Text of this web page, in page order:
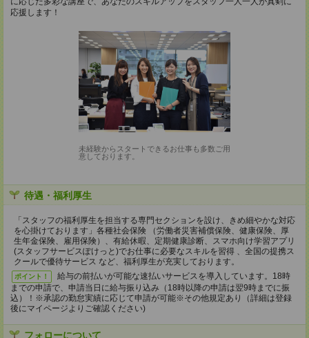
応援します！
未経験からスタートできるお仕事も多数ご用
意しております。
待遇・福利厚生
「スタッフの福利厚生を担当する専門セクションを設け、きめ細やかな対応
を心掛けております」各種社会保険 （労働者災害補償保険、健康保険、厚
生年金保険、雇用保険）、有給休暇、定期健康診断、スマホ向け学習アプリ
(スタッフサービスぽけっと)でお仕事に必要なスキルを習得 、全国の提携ス
クールで優待サービス など、福利厚生が充実しております。
ポイント！
給与の前払いが可能な速払いサービスを導入しています。18時
までの申請で、申請当日に給与振り込み（18時以降の申請は翌9時までに振
込）！※承認の勤怠実績に応じて申請が可能※その他規定あり（詳細は登録
後にマイページよりご確認ください)
フォローについて